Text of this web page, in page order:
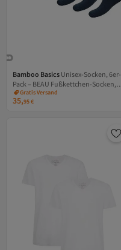
Bamboo Basics Unisex-Socken, 6er-
Pack – BEAU Fußkettchen-Socken,
Kurzsocken, einfarbig
Versand Kostenlos
Gratis Versand
Versand Kostenlos
35,95€